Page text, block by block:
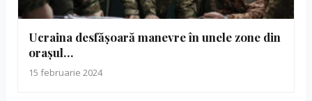
Ucraina desfășoară manevre în unele zone din
orașul…
15 februarie 2024